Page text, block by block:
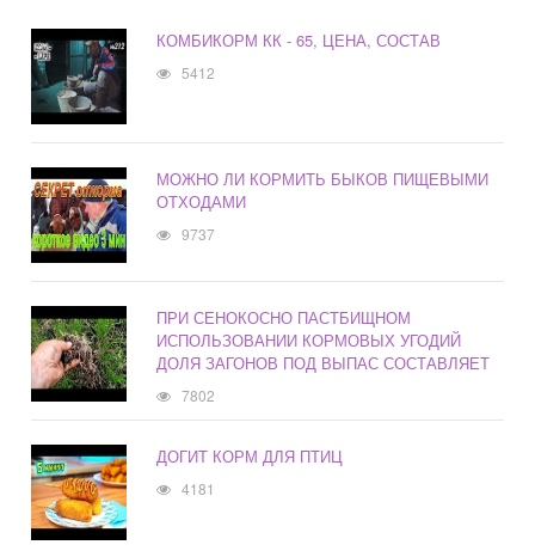
КОМБИКОРМ КК - 65, ЦЕНА, СОСТАВ
5412
МОЖНО ЛИ КОРМИТЬ БЫКОВ ПИЩЕВЫМИ
ОТХОДАМИ
9737
ПРИ СЕНОКОСНО ПАСТБИЩНОМ
ИСПОЛЬЗОВАНИИ КОРМОВЫХ УГОДИЙ
ДОЛЯ ЗАГОНОВ ПОД ВЫПАС СОСТАВЛЯЕТ
7802
ДОГИТ КОРМ ДЛЯ ПТИЦ
4181